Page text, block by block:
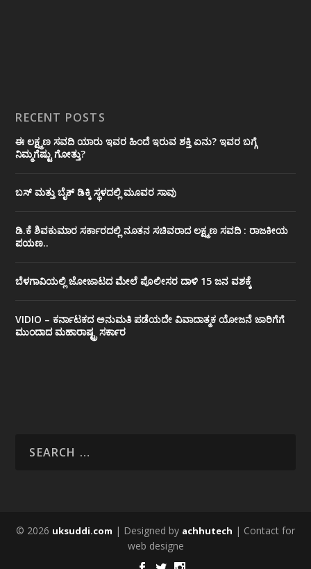
RECENT POSTS
ಈ ಲಕ್ಷ್ಮಣ ಸವದಿ ಯಾರು ಇವರ ಹಿಂದೆ ಇರುವ ಶಕ್ತಿ ಏನು? ಇವರ ಬಗ್ಗೆ
ನಿಮ್ಮಗೆಷ್ಟು ಗೋತ್ತು?
ಬಸ್ ಮತ್ತು ಬೈಕ್ ಡಿಕ್ಕಿ ಸ್ಥಳದಲ್ಲಿ ಮೂವರ ಸಾವು
ಡಿ.ಕೆ ಶಿವಕುಮಾರ ಸರ್ಕಾರದಲ್ಲಿ ನೂತನ ಸಚಿವರಾದ ಲಕ್ಷ್ಮಣ ಸವದಿ : ರಾಜಕೀಯ
ಪಯಣ..
ಬೆಳಗಾವಿಯಲ್ಲಿ ಜೋಜಾಟದ ಮೇಲೆ ಪೊಲೀಸರ ದಾಳಿ 15 ಜನ ವಶಕ್ಕೆ
VIDIO – ಕರ್ನಾಟಕದ ಅನುಮತಿ ಪಡೆಯದೇ ವಿವಾದಾತ್ಮಕ ಯೋಜನೆ ಜಾರಿಗೆಗೆ
ಮುಂದಾದ ಮಹಾರಾಷ್ಟ್ರ ಸರ್ಕಾರ
© 2026 uksuddi.com | Designed by achhutech | Contact for
web designe